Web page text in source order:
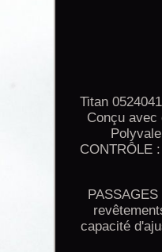
Titan
Conçu avec
CONTRÔLE
capacité